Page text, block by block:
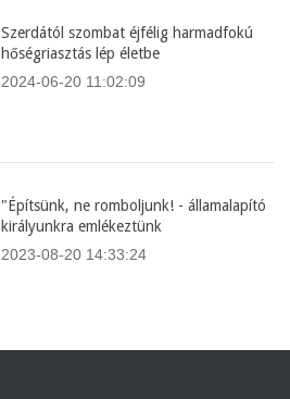
Szerdától szombat éjfélig harmadfokú
hőségriasztás lép életbe
2024-06-20 11:02:09
"Építsünk, ne romboljunk! - államalapító
királyunkra emlékeztünk
2023-08-20 14:33:24